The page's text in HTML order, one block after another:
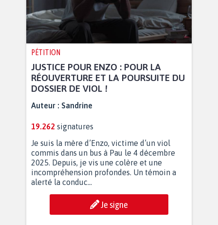
PÉTITION
JUSTICE POUR ENZO : POUR LA
RÉOUVERTURE ET LA POURSUITE DU
DOSSIER DE VIOL !
Auteur : Sandrine
19.262 signatures
Je suis la mère d’Enzo, victime d’un viol
commis dans un bus à Pau le 4 décembre
2025. Depuis, je vis une colère et une
incompréhension profondes. Un témoin a
alerté la conduc...
Je signe